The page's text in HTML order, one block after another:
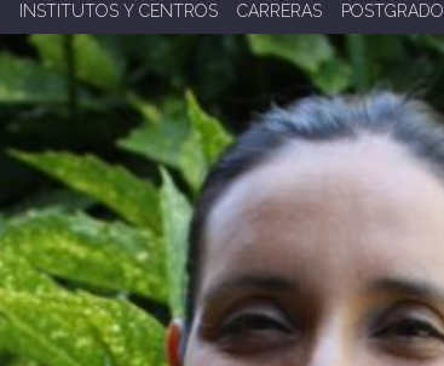
INSTITUTOS Y CENTROS CARRERAS POSTGRADO